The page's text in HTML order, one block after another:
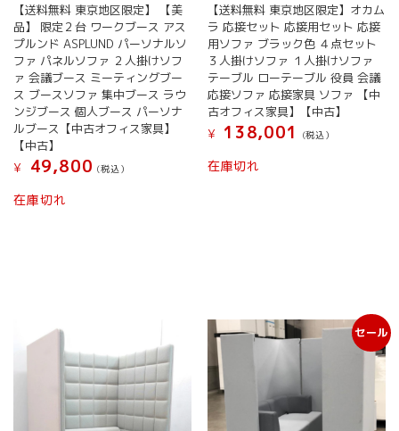
【送料無料 東京地区限定】 【美
品】 限定２台 ワークブース アス
プルンド ASPLUND パーソナルソ
ファ パネルソファ ２人掛けソフ
ァ 会議ブース ミーティングブー
ス ブースソファ 集中ブース ラウ
ンジブース 個人ブース パーソナ
ルブース【中古オフィス家具】
【中古】
¥
49,800 (税込）
在庫切れ
【送料無料 東京地区限定】オカム
ラ 応接セット 応接用セット 応接
用ソファ ブラック色 ４点セット
３人掛けソファ １人掛けソファ
テーブル ローテーブル 役員 会議
応接ソファ 応接家具 ソファ 【中
古オフィス家具】【中古】
¥
138,001 (税込）
在庫切れ
セール